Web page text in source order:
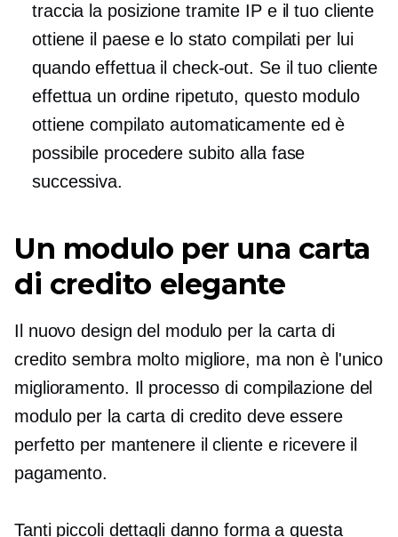
traccia la posizione tramite IP e il tuo cliente
ottiene il paese e lo stato compilati per lui
quando effettua il check-out. Se il tuo cliente
effettua un ordine ripetuto, questo modulo
ottienecompilato automaticamenteed è
possibile procedere subito alla fase
successiva.
Un modulo per una carta
di credito elegante
Il nuovo design del modulo per la carta di
credito sembra molto migliore, ma non è l'unico
miglioramento. Il processo di compilazione del
modulo per la carta di credito deve essere
perfetto per mantenere il cliente e ricevere il
pagamento.
Tanti piccoli dettagli danno forma a questa